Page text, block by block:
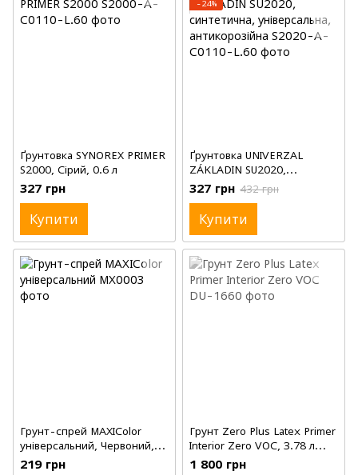
Ґрунтовка SYNOREX PRIMER
S2000, Сірий, 0.6 л
327 грн
Купити
−24%
Ґрунтовка UNIVERZAL
ZÁKLADIN SU2020,
синтетична, універсальна,
антикорозійна, Сірий, 0.6 л
327 грн 432 грн
Купити
Грунт-спрей MAXIColor
універсальний, Червоний,
400 мл
219 грн
Грунт Zero Plus Latex Primer
Interior Zero VOC, 3.78 л
(галон)
1 800 грн